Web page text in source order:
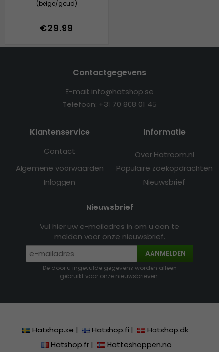
(beige/goud)
€29.99
Contactgegevens
E-mail: info@hatshop.se
Telefoon: +31 70 808 01 45
Klantenservice
Contact
Algemene voorwaarden
Inloggen
Informatie
Over Hatroom.nl
Populaire zoekopdrachten
Nieuwsbrief
Nieuwsbrief
Vul hier uw e-mailadres in om u aan te
melden voor onze nieuwsbrief.
AANMELDEN
De door u ingevulde gegevens worden alleen
gebruikt voor onze nieuwsbrieven.
Hatshop.se | Hatshop.fi |
Hatshop.dk
Hatshop.fr|
Hatteshoppen.no